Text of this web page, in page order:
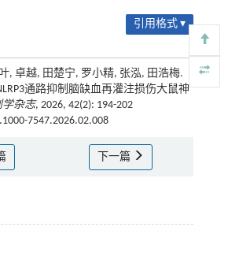
引用格式 ▾
, 卓越, 田楚宁, 罗小精, 张泓, 田浩梅.
通路抑制脑缺血再灌注损伤大鼠神
学杂志, 2026, 42(2): 194-202
7547.2026.02.008
下一篇